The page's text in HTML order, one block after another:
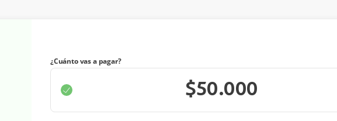
¿Cuánto vas a pagar?